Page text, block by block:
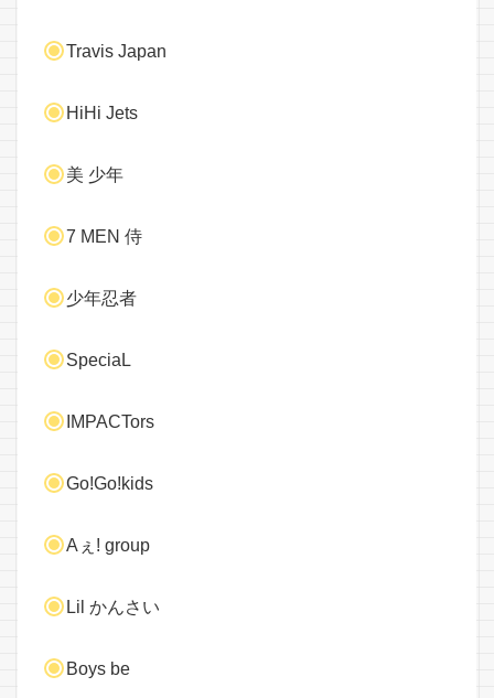
Travis Japan
HiHi Jets
美 少年
7 MEN 侍
少年忍者
SpeciaL
IMPACTors
Go!Go!kids
Aぇ! group
Lil かんさい
Boys be